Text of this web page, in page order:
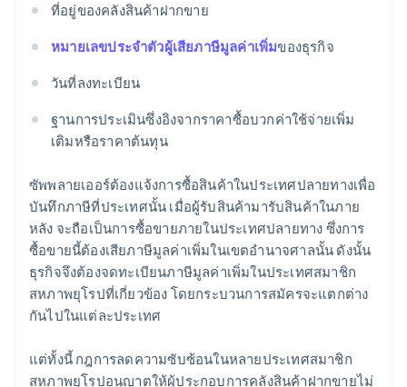
ที่อยู่ของคลังสินค้าฝากขาย
หมายเลขประจำตัวผู้เสียภาษีมูลค่าเพิ่มของธุรกิจ
วันที่ลงทะเบียน
ฐานการประเมินซึ่งอิงจากราคาซื้อบวกค่าใช้จ่ายเพิ่ม
เติมหรือราคาต้นทุน
ซัพพลายเออร์ต้องแจ้งการซื้อสินค้าในประเทศปลายทางเพื่อ
บันทึกภาษีที่ประเทศนั้น เมื่อผู้รับสินค้ามารับสินค้าในภาย
หลัง จะถือเป็นการซื้อขายภายในประเทศปลายทาง ซึ่งการ
ซื้อขายนี้ต้องเสียภาษีมูลค่าเพิ่มในเขตอำนาจศาลนั้น ดังนั้น
ธุรกิจจึงต้องจดทะเบียนภาษีมูลค่าเพิ่มในประเทศสมาชิก
สหภาพยุโรปที่เกี่ยวข้อง โดยกระบวนการสมัครจะแตกต่าง
กันไปในแต่ละประเทศ
แต่ทั้งนี้ กฎการลดความซับซ้อนในหลายประเทศสมาชิก
สหภาพยุโรปอนุญาตให้ผู้ประกอบการคลังสินค้าฝากขายไม่